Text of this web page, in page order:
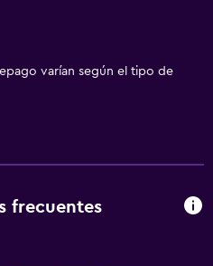
varían según el tipo de
frecuentes